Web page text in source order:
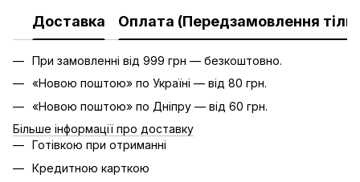
Доставка Оплата (Передзамовлення
При замовленні від 999 грн — безкоштовно.
«Новою поштою» по Україні — від 80 грн.
«Новою поштою» по Дніпру — від 60 грн.
Більше інформації про доставку
Готівкою при отриманні
Кредитною карткою